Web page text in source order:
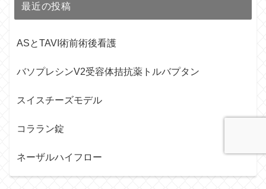
最近の投稿
ASとTAVI術前術後看護
バソプレシンV2受容体拮抗薬トルバプタン
スイスチーズモデル
コララン錠
ネーザルハイフロー